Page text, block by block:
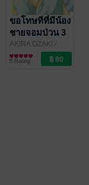
ขอโทษทีที่มีน้อง
ชายจอมป่วน 3
AKIRA OZAKI /
Bongkoch
Publishing
การ์ตูนผู้หญิง
5 Rating